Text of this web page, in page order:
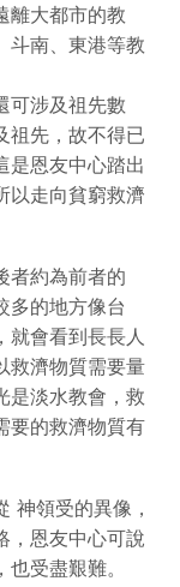
離大都市的教
斗南、東港等教
可涉及祖先數
祖先，故不得已
是恩友中心踏出
以走向貧窮救濟
者約為前者的
多的地方像台
就會看到長長人
救濟物質需要量
是淡水教會，救
要的救濟物質有
神領受的異像，
，恩友中心可說
受盡艱難。